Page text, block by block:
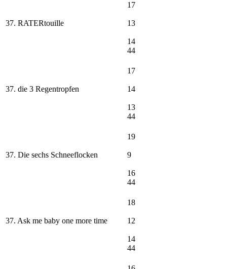
37. RATERtouille
17
13
14
44
37. die 3 Regentropfen
17
14
13
44
37. Die sechs Schneeflocken
19
9
16
44
37. Ask me baby one more time
18
12
14
44